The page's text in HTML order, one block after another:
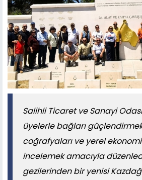
Salihli Ticaret ve Sanayi
üyelerle bağları
coğrafyaları ve yerel
incelemek amacıyla
gezilerinden bir yenisi